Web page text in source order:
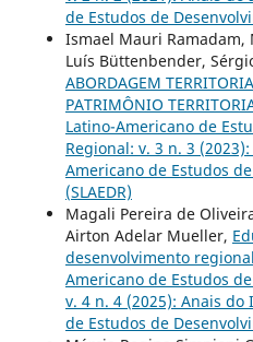
de Estudos de
Ismael Mauri Ramadam,
Luís Büttenbender,
ABORDAGEM
PATRIMÔNIO
Latino-Americano de
Regional: v. 3 n. 3
Americano de Estudos
(SLAEDR)
Magali Pereira de
Airton Adelar Mueller,
desenvolvimento regional
Americano de Estudos
v. 4 n. 4 (2025): Anais
de Estudos de